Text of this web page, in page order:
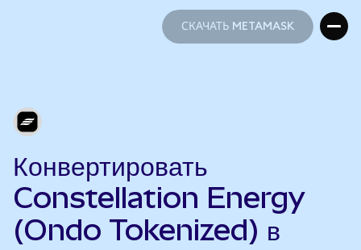
СКАЧАТЬ METAMASK
Конвертировать
Constellation Energy
(Ondo Tokenized) в